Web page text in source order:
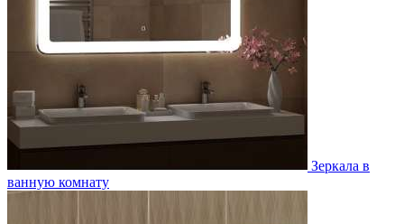
Зеркала в
ванную комнату